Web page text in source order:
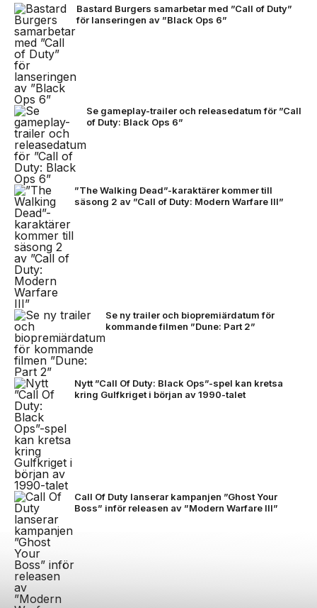
Bastard Burgers samarbetar med ”Call of Duty”
för lanseringen av ”Black Ops 6”
Se gameplay-trailer och releasedatum för ”Call
of Duty: Black Ops 6”
”The Walking Dead”-karaktärer kommer till
säsong 2 av ”Call of Duty: Modern Warfare III”
Se ny trailer och biopremiärdatum för
kommande filmen ”Dune: Part 2”
Nytt ”Call Of Duty: Black Ops”-spel kan kretsa
kring Gulfkriget i början av 1990-talet
Call Of Duty lanserar kampanjen ”Ghost Your
Boss” inför releasen av ”Modern Warfare lll”